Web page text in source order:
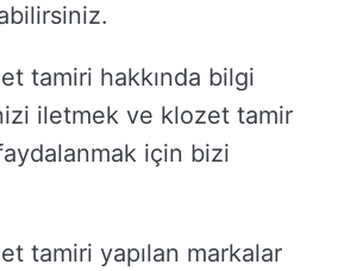
tamiri hakkında bilgi
iletmek ve klozet tamir
için bizi
tamiri yapılan markalar